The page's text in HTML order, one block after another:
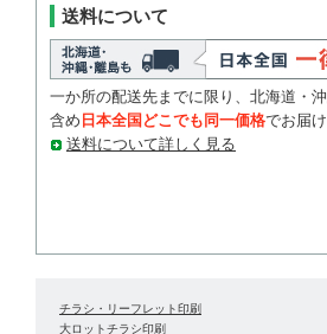
送料について
一か所の配送先までに限り、北海道・
含め 日本全国どこでも同一価格でお届け
送料について詳しく見る
チラシ・リーフレット印刷
大ロットチラシ印刷